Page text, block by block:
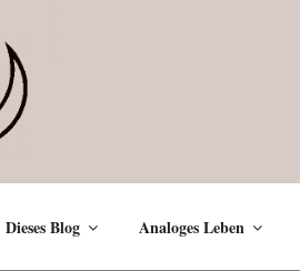
Dieses Blog Analoges Leben